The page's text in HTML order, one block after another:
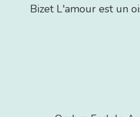
Bizet L'amour est un